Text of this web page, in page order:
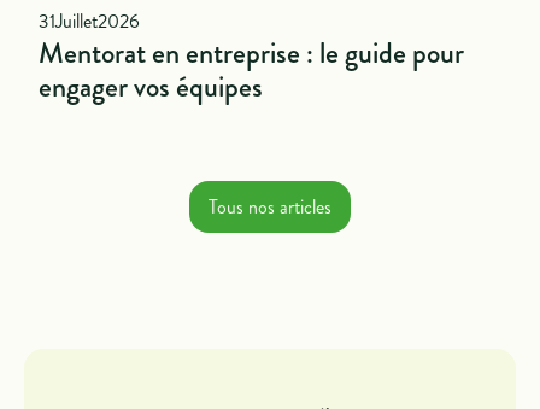
National
31Juillet2026
Mentorat en entreprise : le guide pour
engager vos équipes
Tous nos articles